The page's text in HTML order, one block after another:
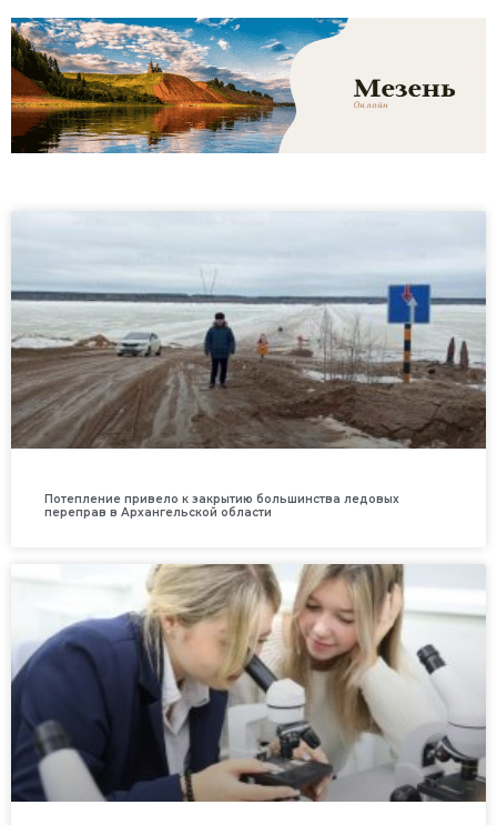
Потепление привело к закрытию большинства ледовых
переправ в Архангельской области